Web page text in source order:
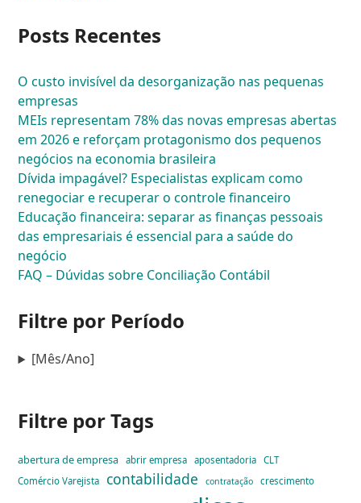
Posts Recentes
O custo invisível da desorganização nas pequenas
empresas
MEIs representam 78% das novas empresas abertas
em 2026 e reforçam protagonismo dos pequenos
negócios na economia brasileira
Dívida impagável? Especialistas explicam como
renegociar e recuperar o controle financeiro
Educação financeira: separar as finanças pessoais
das empresariais é essencial para a saúde do
negócio
FAQ – Dúvidas sobre Conciliação Contábil
Filtre por Período
[Mês/Ano]
Filtre por Tags
abertura de empresa abrir empresa aposentadoria
CLT
Comércio Varejista
contabilidade contratação crescimento